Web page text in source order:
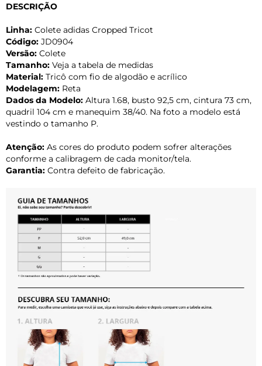
DESCRIÇÃO
Linha: Colete adidas Cropped Tricot
Código: JD0904
Versão: Colete
Tamanho: Veja a tabela de medidas
Material: Tricô com fio de algodão e acrílico
Modelagem: Reta
Dados da Modelo: Altura 1.68, busto 92,5 cm, cintura 73 cm,
quadril 104 cm e manequim 38/40. Na foto a modelo está
vestindo o tamanho P.
Atenção: As cores do produto podem sofrer alterações
conforme a calibragem de cada monitor/tela.
Garantia: Contra defeito de fabricação.